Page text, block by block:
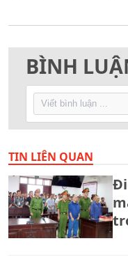
BÌNH
TIN LIÊN QUAN